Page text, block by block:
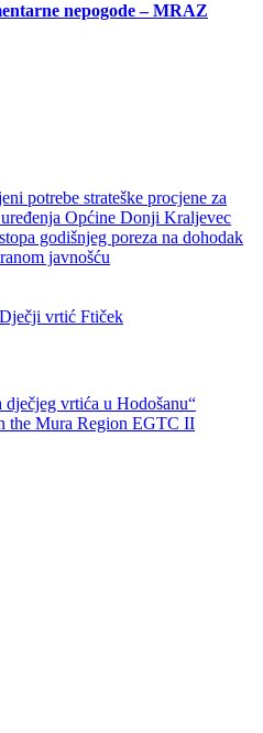
nepogode – MRAZ
potrebe strateške procjene za
Općine Donji Kraljevec
godišnjeg poreza na dohodak
javnošću
vrtić Ftiček
vrtića u Hodošanu“
the Mura Region EGTC II